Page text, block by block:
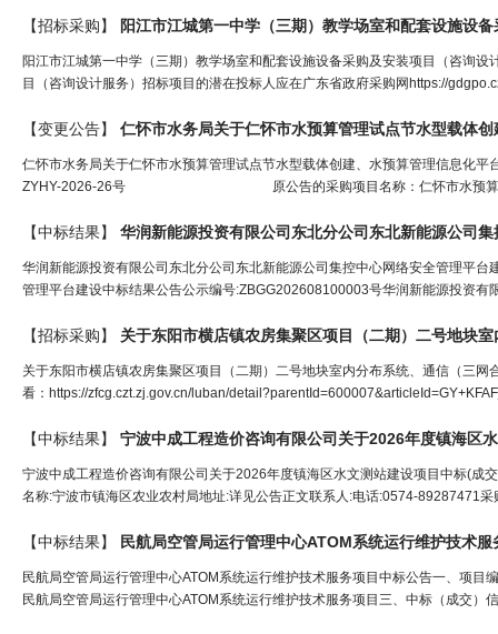
【招标采购】
阳江市江城第一中学（三期）教学场室和配套设施设备采购及安装项目（咨询
目（咨询设计服务）招标项目的潜在投标人应在广东省政府采购网https://
【变更公告】
仁怀市水务局关于仁怀市水预算管理试点节水型载体创建、水预算管理信息化
ZYHY-2026-26号 原公告的采购项目名称：仁怀市水预算管理试点
【中标结果】
华润新能源投资有限公司东北分公司东北新能源公司集控中心网络安全管理平
管理平台建设中标结果公告公示编号:ZBGG202608100003号华润新能源投资有
【招标采购】 关于东阳市横店镇农房集聚区项目（二期）二号地块
关于东阳市横店镇农房集聚区项目（二期）二号地块室内分布系统、通信（三
看：https://zfcg.czt.zj.gov.cn/luban/
【中标结果】 宁波中成工程造价咨询有限公司关于2026年度镇海区
宁波中成工程造价咨询有限公司关于2026年度镇海区水文测站建设项目中标(
名称:宁波市镇海区农业农村局地址:详见公告正文联系人:电话:0574-89287471
【中标结果】 民航局空管局运行管理中心ATOM系统运行维护技术
民航局空管局运行管理中心ATOM系统运行维护技术服务项目中标公告一、项
民航局空管局运行管理中心ATOM系统运行维护技术服务项目三、中标（成交